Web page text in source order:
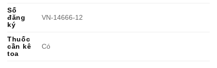
Số
đăng
ký
VN-14666-12
Thuốc
cần kê
toa
Có